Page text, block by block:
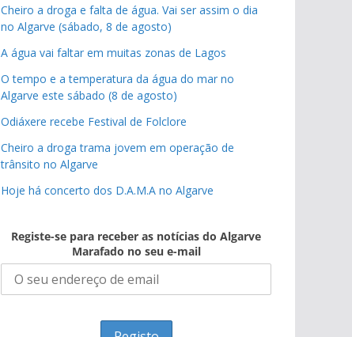
Cheiro a droga e falta de água. Vai ser assim o dia
no Algarve (sábado, 8 de agosto)
A água vai faltar em muitas zonas de Lagos
O tempo e a temperatura da água do mar no
Algarve este sábado (8 de agosto)
Odiáxere recebe Festival de Folclore
Cheiro a droga trama jovem em operação de
trânsito no Algarve
Hoje há concerto dos D.A.M.A no Algarve
Registe-se para receber as notícias do Algarve
Marafado no seu e-mail